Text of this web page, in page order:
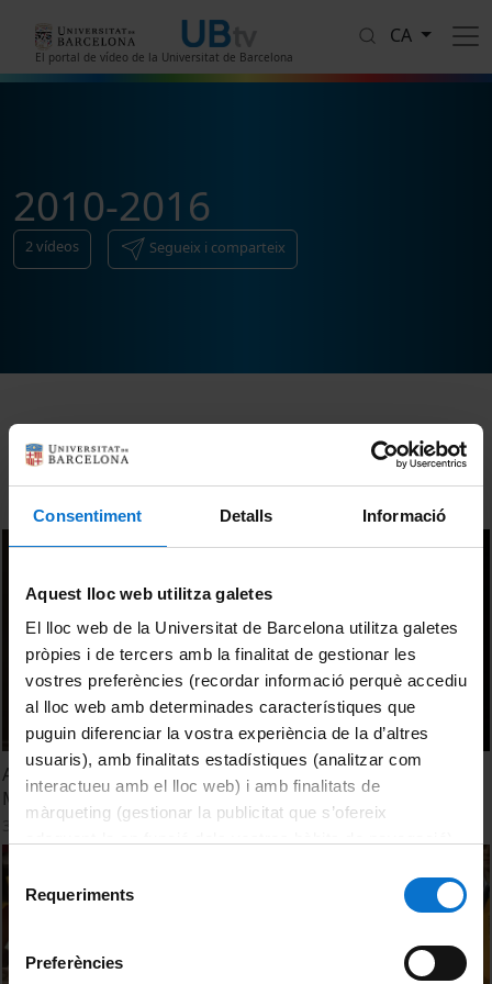
Consentiment Detalls Informació
Aquest lloc web utilitza galetes
El lloc web de la Universitat de Barcelona utilitza galetes
pròpies i de tercers amb la finalitat de gestionar les
vostres preferències (recordar informació perquè accediu
al lloc web amb determinades característiques que
puguin diferenciar la vostra experiència de la d’altres
usuaris), amb finalitats estadístiques (analitzar com
interactueu amb el lloc web) i amb finalitats de
màrqueting (gestionar la publicitat que s’ofereix
consultar laPolítica de galetes del lloc web de la
Selecció
Requeriments
Preferències
El portal de vídeo de la Universitat de Barcelona
CA
2010-2016
2vídeos Segueix i comparteix
Ordenar
Acte de Graduació i Jurament Hipocràtic. Facultat de
Medicina. Campus Bellvitge. Promoció 2010-2016
30 juny, 2016